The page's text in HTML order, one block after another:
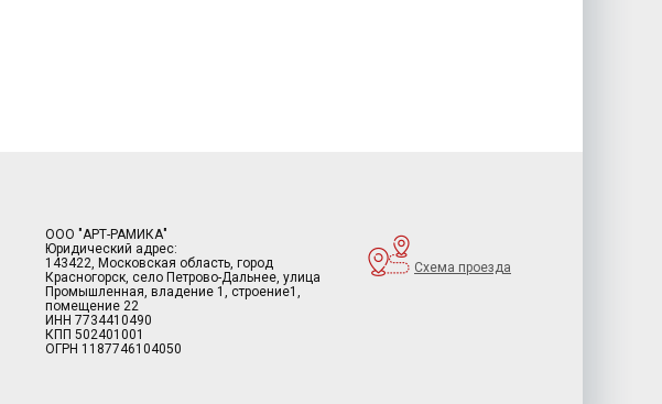
ООО "АРТ-РАМИКА"
Юридический адрес:
143422, Московская область, город
Красногорск, село Петрово-Дальнее, улица
Промышленная, владение 1, строение1,
помещение 22
ИНН 7734410490
КПП 502401001
ОГРН 1187746104050
Схема проезда